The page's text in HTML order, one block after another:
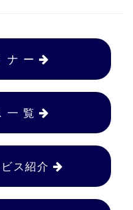
ナ ー
一 覧
ス紹介